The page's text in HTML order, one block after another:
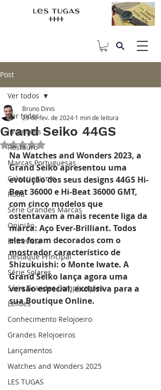
Post
Ver todos
Invenções
Restauro
Marcas Portuguesas
Coleccionismo
Roda
Série Grandes Marcas
Opinião
Entrevista
Destaque Principal
Série Solares
Série Grandes Complicações
Leilões
Conhecimento Relojoeiro
Grandes Relojoeiros
Lançamentos
Watches and Wonders 2025
LES TUGAS
Ver todos
Grand Seiko 44GS
Bruno Dinis
29 de fev. de 2024 1 min de leitura
Avaliado com NaN de 5 estrelas.
Na Watches and Wonders 2023, a
Grand Seiko apresentou uma
evolução dos seus designs 44GS Hi-
Beat 36000 e Hi-Beat 36000 GMT,
com cinco modelos que
ostentavam a mais recente liga da
marca: Aço Ever-Brilliant. Todos
eles foram decorados com o
mostrador característico de
Shizukuishi: o Monte Iwate. A
Grand Seiko lança agora uma
versão especial, exclusiva para a
sua Boutique Online.